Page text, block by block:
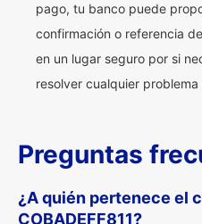
pago, tu banco puede
confirmación o referencia
en un lugar seguro por si
resolver cualquier
Preguntas
¿A quién pertenece el
COBADEFF811?